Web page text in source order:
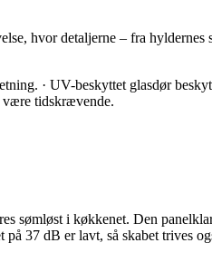
hvor detaljerne – fra hyldernes
· UV-beskyttet glasdør
være tidskrævende.
sømløst i køkkenet. Den
37 dB er lavt, så skabet trives